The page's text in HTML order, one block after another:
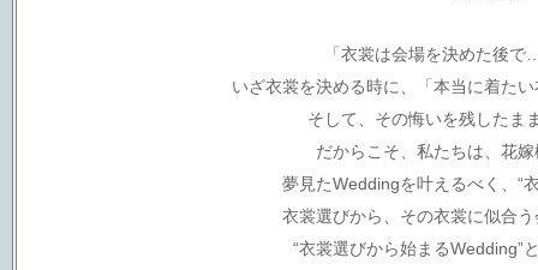
「衣裳は会場を決めた後
いざ衣裳を決める時に、「本当に着た
そして、その悔いを残したま
だからこそ、私たちは、花
夢見たWeddingを叶えるべく、“
衣裳選びから、その衣裳に似合
“衣裳選びから始まるWedding”